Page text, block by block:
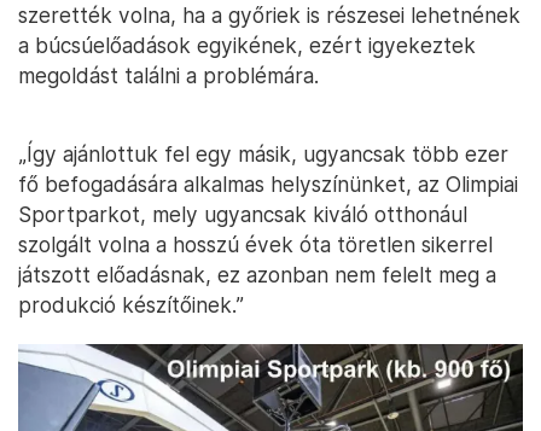
szerették volna, ha a győriek is részesei lehetnének
a búcsúelőadások egyikének, ezért igyekeztek
megoldást találni a problémára.
„Így ajánlottuk fel egy másik, ugyancsak több ezer
fő befogadására alkalmas helyszínünket, az Olimpiai
Sportparkot, mely ugyancsak kiváló otthonául
szolgált volna a hosszú évek óta töretlen sikerrel
játszott előadásnak, ez azonban nem felelt meg a
produkció készítőinek.”